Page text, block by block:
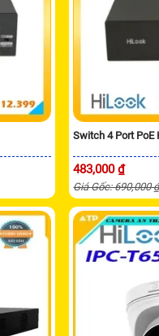
Switch 4 Port PoE
483,000 ₫
Giá Gốc: 690,000